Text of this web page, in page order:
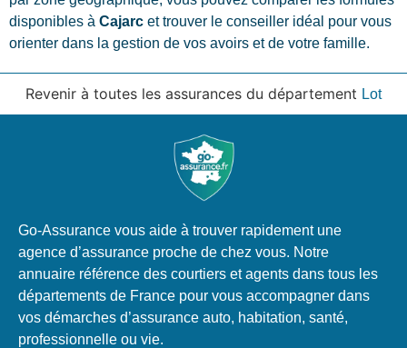
disponibles à Cajarc et trouver le conseiller idéal pour vous
orienter dans la gestion de vos avoirs et de votre famille.
Revenir à toutes les assurances du département Lot
Go-Assurance vous aide à trouver rapidement une
agence d’assurance proche de chez vous. Notre
annuaire référence des courtiers et agents dans tous les
départements de France pour vous accompagner dans
vos démarches d’assurance auto, habitation, santé,
professionnelle ou vie.